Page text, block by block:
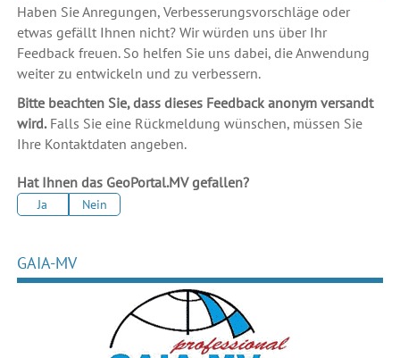
Haben Sie Anregungen, Verbesserungsvorschläge oder
etwas gefällt Ihnen nicht? Wir würden uns über Ihr
Feedback freuen. So helfen Sie uns dabei, die Anwendung
weiter zu entwickeln und zu verbessern.
Bitte beachten Sie, dass dieses Feedback anonym versandt
wird.Falls Sie eine Rückmeldung wünschen, müssen Sie
Ihre Kontaktdaten angeben.
Hat Ihnen das GeoPortal.MV gefallen?
Ja Nein
GAIA-MV